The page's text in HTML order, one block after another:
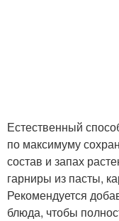
Естественный
по максимуму
состав и запах
гарниры из пасты,
Рекомендуется
блюда, чтобы